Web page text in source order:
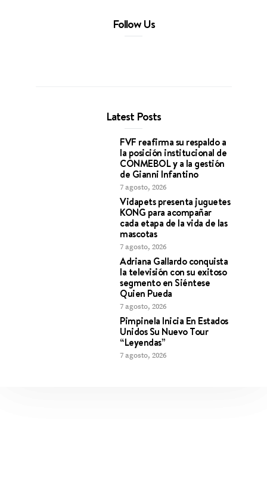
Follow Us
Latest Posts
FVF reafirma su respaldo a
la posición institucional de
CONMEBOL y a la gestión
de Gianni Infantino
7 agosto, 2026
Vidapets presenta juguetes
KONG para acompañar
cada etapa de la vida de las
mascotas
7 agosto, 2026
Adriana Gallardo conquista
la televisión con su exitoso
segmento en Siéntese
Quien Pueda
7 agosto, 2026
Pimpinela Inicia En Estados
Unidos Su Nuevo Tour
“Leyendas”
7 agosto, 2026